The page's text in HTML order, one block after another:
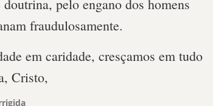
pelo engano dos homens
fraudulosamente.
em caridade, cresçamos em tudo
Cristo,